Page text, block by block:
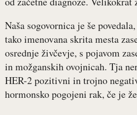
Naša sogovornica je še
tako imenovana skrita mesta
osrednje živčevje, s pojavom
in možganskih ovojnicah. Tja
HER-2 pozitivni in trojno
hormonsko pogojeni rak, če je